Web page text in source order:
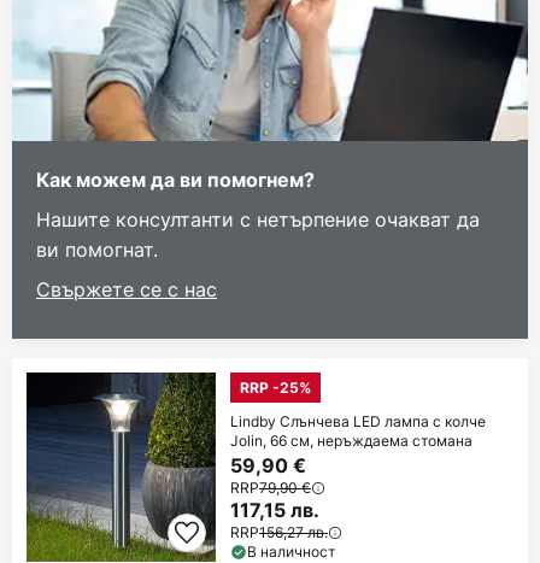
Как можем да ви помогнем?
Нашите консултанти с нетърпение очакват да
ви помогнат.
Свържете се с нас
RRP -25%
Lindby Слънчева LED лампа с колче
Jolin, 66 см, неръждаема стомана
59,90 €
RRP79,90 €
117,15 лв.
RRP156,27 лв.
В наличност